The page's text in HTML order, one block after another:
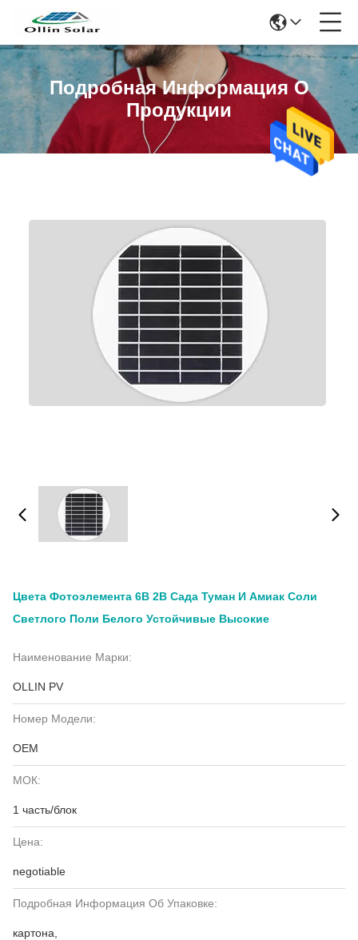
Подробная Информация О
Продукции
Цвета Фотоэлемента 6В 2В Сада Туман И Амиак Соли
Светлого Поли Белого Устойчивые Высокие
Наименование Марки:
OLLIN PV
Номер Модели:
OEM
МОК:
1 часть/блок
Цена:
negotiable
Подробная Информация Об Упаковке:
картона,